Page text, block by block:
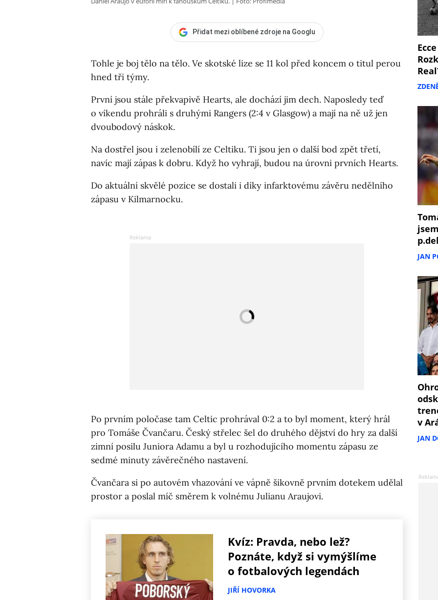
Přidat mezi oblíbené zdroje na Googlu
Tohle je boj tělo na tělo. Ve skotské lize se 11 kol před koncem o titul perou
hned tři týmy.
První jsou stále překvapivě Hearts, ale dochází jim dech. Naposledy teď
o víkendu prohráli s druhými Rangers (2:4 v Glasgow) a mají na ně už jen
dvoubodový náskok.
Na dostřel jsou i zelenobílí ze Celtiku. Ti jsou jen o další bod zpět třetí,
navíc mají zápas k dobru. Když ho vyhrají, budou na úrovni prvních Hearts.
Do aktuální skvělé pozice se dostali i díky infarktovému závěru nedělního
zápasu v Kilmarnocku.
Po prvním poločase tam Celtic prohrával 0:2 a to byl moment, který hrál
pro Tomáše Čvančaru. Český střelec šel do druhého dějství do hry za další
zimní posilu Juniora Adamu a byl u rozhodujícího momentu zápasu ze
sedmé minuty závěrečného nastavení.
Čvančara si po autovém vhazování ve vápně šikovně prvním dotekem udělal
prostor a poslal míč směrem k volnému Julianu Araujovi.
Kvíz: Pravda, nebo lež?
Poznáte, když si vymýšlíme
o fotbalových legendách
JIŘÍ HOVORKA
p.del
JAN
v
JAN